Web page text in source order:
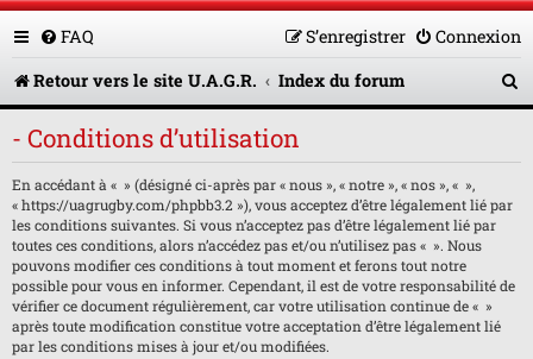
FAQ Connexion
S’enregistrer
Retour vers le site U.A.G.R.
Index du forum
e
- Conditions d’utilisation
En accédant à « » (désigné ci-après par « nous », « notre », « nos », « »,
« https://uagrugby.com/phpbb3.2 »), vous acceptez d’être légalement lié par
les conditions suivantes. Si vous n’acceptez pas d’être légalement lié par
toutes ces conditions, alors n’accédez pas et/ou n’utilisez pas « ». Nous
pouvons modifier ces conditions à tout moment et ferons tout notre
possible pour vous en informer. Cependant, il est de votre responsabilité de
vérifier ce document régulièrement, car votre utilisation continue de « »
après toute modification constitue votre acceptation d’être légalement lié
par les conditions mises à jour et/ou modifiées.